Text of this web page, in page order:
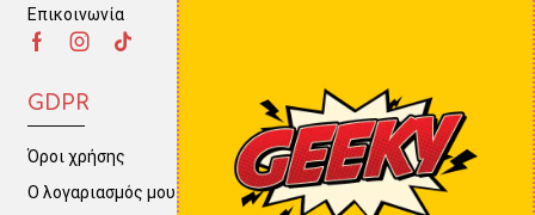
Επικοινωνία
GDPR
Όροι χρήσης
Ο λογαριασμός μου